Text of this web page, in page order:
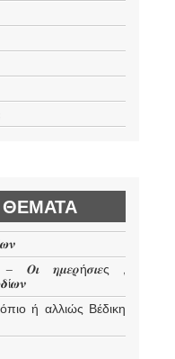
ΘΈΜΑΤΑ
𝜪𝜾 𝜼𝝁𝜺𝝆ή𝝈𝜾𝜺ς ,
ή αλλιώς Βέδικη